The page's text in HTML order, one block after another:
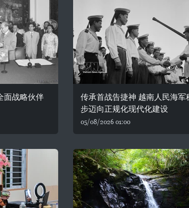
面战略伙伴
传承首战告捷神 越南人民海军
步迈向正规化现代化建设
05/08/2026 01:00